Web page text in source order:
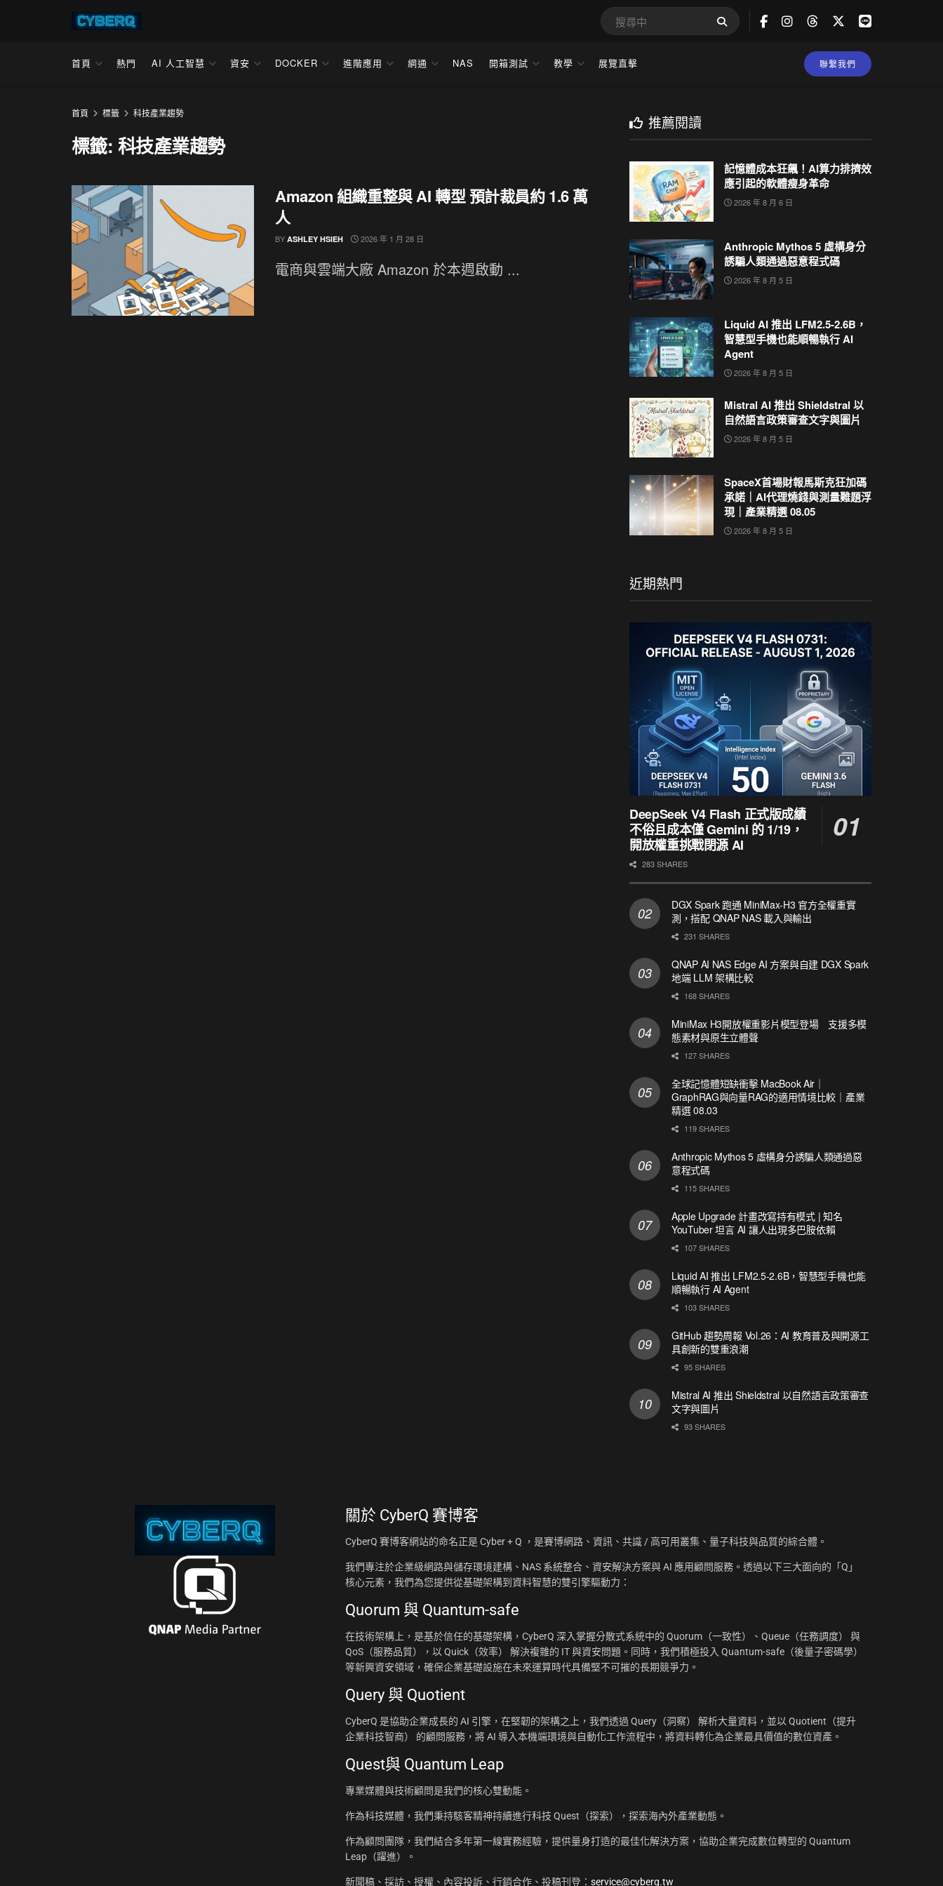
首頁 熱門 AI 人工智慧 資安 DOCKER 進階應用 網通 NAS 開箱測試 教學 展覽直擊 聯繫我們
首頁 標籤 科技產業趨勢
標籤: 科技產業趨勢
Amazon 組織重整與 AI 轉型 預計裁員約 1.6 萬
人
BY ASHLEY HSIEH 2026 年 1 月 28 日
電商與雲端大廠 Amazon 於本週啟動 ...
推薦閱讀
記憶體成本狂飆！AI算力排擠效
應引起的軟體瘦身革命
2026 年 8 月 6 日
Anthropic Mythos 5 虛構身分
誘騙人類通過惡意程式碼
2026 年 8 月 5 日
Liquid AI 推出 LFM2.5-2.6B，
智慧型手機也能順暢執行 AI
Agent
2026 年 8 月 5 日
Mistral AI 推出 Shieldstral 以
自然語言政策審查文字與圖片
2026 年 8 月 5 日
SpaceX首場財報馬斯克狂加碼
承諾｜AI代理燒錢與測量難題浮
現｜產業精選 08.05
2026 年 8 月 5 日
近期熱門
DeepSeek V4 Flash 正式版成績
不俗且成本僅 Gemini 的 1/19，
開放權重挑戰閉源 AI
283 SHARES
DGX Spark 跑通 MiniMax-H3 官方全權重實
測，搭配 QNAP NAS 載入與輸出
231 SHARES
QNAP AI NAS Edge AI 方案與自建 DGX Spark
地端 LLM 架構比較
168 SHARES
MiniMax H3開放權重影片模型登場 支援多模
態素材與原生立體聲
127 SHARES
全球記憶體短缺衝擊 MacBook Air｜
GraphRAG與向量RAG的適用情境比較｜產業
精選 08.03
119 SHARES
Anthropic Mythos 5 虛構身分誘騙人類通過惡
意程式碼
115 SHARES
Apple Upgrade 計畫改寫持有模式 | 知名
YouTuber 坦言 AI 讓人出現多巴胺依賴
107 SHARES
Liquid AI 推出 LFM2.5-2.6B，智慧型手機也能
順暢執行 AI Agent
103 SHARES
GitHub 趨勢周報 Vol.26：AI 教育普及與開源工
具創新的雙重浪潮
95 SHARES
Mistral AI 推出 Shieldstral 以自然語言政策審查
文字與圖片
93 SHARES
關於 CyberQ 賽博客
CyberQ 賽博客網站的命名正是 Cyber + Q ，是賽博網路、資訊、共識 / 高可用叢集、量子科技與品質的綜合體。
我們專注於企業級網路與儲存環境建構、NAS 系統整合、資安解決方案與 AI 應用顧問服務。透過以下三大面向的「Q」
核心元素，我們為您提供從基礎架構到資料智慧的雙引擎驅動力：
Quorum 與 Quantum-safe
在技術架構上，是基於信任的基礎架構，CyberQ 深入掌握分散式系統中的 Quorum（一致性）、Queue（任務調度） 與
QoS（服務品質），以 Quick（效率） 解決複雜的 IT 與資安問題。同時，我們積極投入 Quantum-safe（後量子密碼學）
等新興資安領域，確保企業基礎設施在未來運算時代具備堅不可摧的長期競爭力。
Query 與 Quotient
CyberQ 是協助企業成長的 AI 引擎，在堅韌的架構之上，我們透過 Query（洞察） 解析大量資料，並以 Quotient（提升
企業科技智商） 的顧問服務，將 AI 導入本機端環境與自動化工作流程中，將資料轉化為企業最具價值的數位資產。
Quest與 Quantum Leap
專業媒體與技術顧問是我們的核心雙動能。
作為科技媒體，我們秉持駭客精神持續進行科技 Quest（探索），探索海內外產業動態。
作為顧問團隊，我們結合多年第一線實務經驗，提供量身打造的最佳化解決方案，協助企業完成數位轉型的 Quantum
Leap（躍進）。
新聞稿、採訪、授權、內容投訴、行銷合作、投稿刊登： service@cyberq.tw